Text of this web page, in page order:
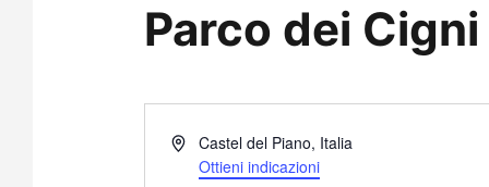
Parco dei Cigni
I
Castel del Piano, Italia
Ottieni indicazioni